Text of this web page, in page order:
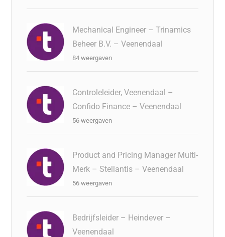
Mechanical Engineer – Trinamics
Beheer B.V. – Veenendaal
84 weergaven
Controleleider, Veenendaal –
Confido Finance – Veenendaal
56 weergaven
Product and Pricing Manager Multi-
Merk – Stellantis – Veenendaal
56 weergaven
Bedrijfsleider – Heindever –
Veenendaal